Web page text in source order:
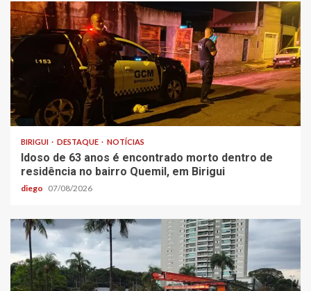
BIRIGUI DESTAQUE NOTÍCIAS
Idoso de 63 anos é encontrado morto dentro de
residência no bairro Quemil, em Birigui
diego 07/08/2026